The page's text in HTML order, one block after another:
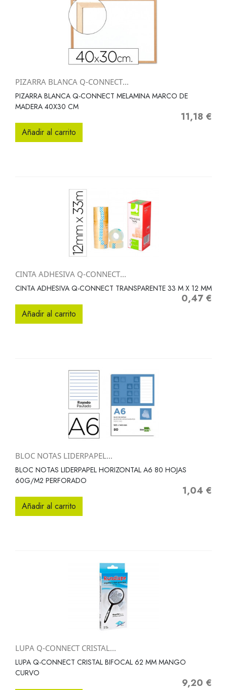
PIZARRA BLANCA Q-CONNECT...
PIZARRA BLANCA Q-CONNECT MELAMINA MARCO DE
MADERA 40X30 CM
Precio
11,18 €
Añadir al carrito
CINTA ADHESIVA Q-CONNECT...
CINTA ADHESIVA Q-CONNECT TRANSPARENTE 33 M X 12 MM
Precio
0,47 €
Añadir al carrito
BLOC NOTAS LIDERPAPEL...
BLOC NOTAS LIDERPAPEL HORIZONTAL A6 80 HOJAS
60G/M2 PERFORADO
Precio
1,04 €
Añadir al carrito
LUPA Q-CONNECT CRISTAL...
LUPA Q-CONNECT CRISTAL BIFOCAL 62 MM MANGO
CURVO
Precio
9,20 €